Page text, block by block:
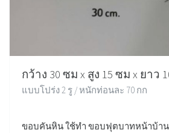
กว้าง 30 ซม x สูง 15 ซม x ยาว
แบบโปร่ง 2 รู / หนักท่อนละ 70 กก
ขอบคันหิน ใช้ทำ ขอบฟุตบาทหน้าบ้า